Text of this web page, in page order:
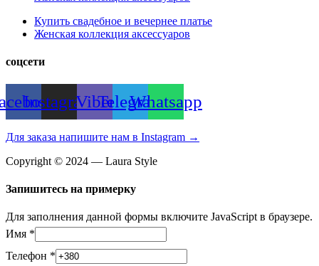
Купить свадебное и вечернее платье
Женская коллекция аксессуаров
соцсети
InstagramViberTelegramWhatsapp
Для заказа напишите нам в Instagram →
Copyright © 2024 — Laura Style
Запишитесь на примерку
Для заполнения данной формы включите JavaScript в браузере.
Имя *
Телефон *